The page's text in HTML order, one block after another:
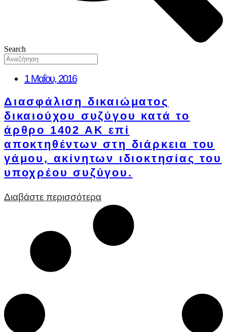
Search
1 Μαΐου, 2016
Διασφάλιση δικαιώματος
δικαιούχου συζύγου κατά το
άρθρο 1402 ΑΚ επί
αποκτηθέντων στη διάρκεια του
γάμου, ακίνητων ιδιοκτησίας του
υποχρέου συζύγου.
Διαβάστε περισσότερα